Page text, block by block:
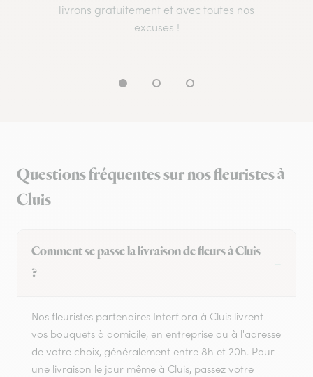
livrons gratuitement et avec toutes nos
excuses !
Questions fréquentes sur nos fleuristes à
Cluis
Comment se passe la livraison de fleurs à Cluis
?
Nos fleuristes partenaires Interflora à Cluis livrent
vos bouquets à domicile, en entreprise ou à l'adresse
de votre choix, généralement entre 8h et 20h. Pour
une livraison le jour même à Cluis, passez votre